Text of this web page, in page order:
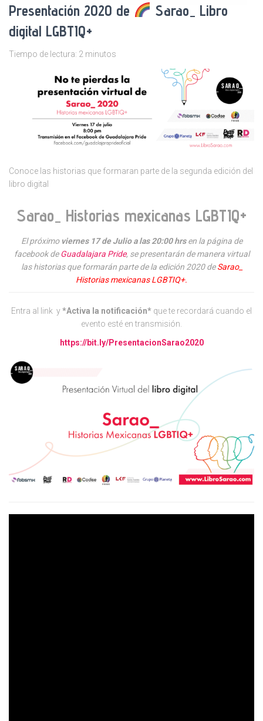
Presentación 2020 de
Sarao_ Libro
digital LGBTIQ+
Tiempo de lectura: 2 minutos
Conoce las historias que formaran parte de la segunda edición del
libro digital
Sarao_ Historias mexicanas LGBTIQ+
El próximo viernes 17 de Julio a las 20:00 hrsen la página de
facebook deGuadalajara Pride, se presentarán de manera virtual
las historias que formarán parte de la edición 2020 deSarao_
Historias mexicanas LGBTIQ+.
Entra al link y*Activa la notificación* que te recordará cuando el
evento esté en transmisión.
https://bit.ly/PresentacionSarao2020